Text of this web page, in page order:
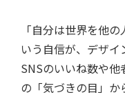
「自分は世界を他
いう自信が、デザイ
SNSのいいね数や
の「気づきの目」